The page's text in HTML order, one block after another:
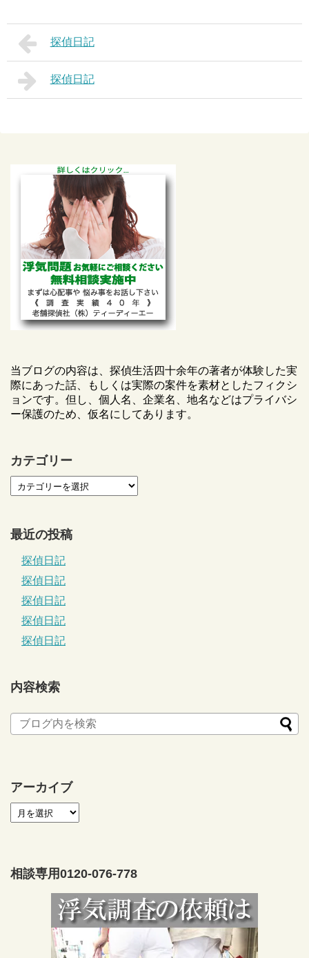
探偵日記
探偵日記
当ブログの内容は、探偵生活四十余年の著者が体験した実
際にあった話、もしくは実際の案件を素材としたフィクシ
ョンです。但し、個人名、企業名、地名などはプライバシ
ー保護のため、仮名にしてあります。
カテゴリー
最近の投稿
探偵日記
探偵日記
探偵日記
探偵日記
探偵日記
内容検索
アーカイブ
相談専用0120-076-778